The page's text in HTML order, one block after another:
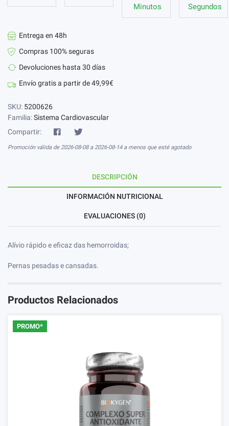
Minutos Segundos
Entrega en 48h
Compras 100% seguras
Devoluciones hasta 30 días
Envío gratis a partir de 49,99€
SKU: 5200626
Familia:Sistema Cardiovascular
Compartir:
Promoción válida de 2026-08-08 a 2026-08-14 a menos que esté agotado
DESCRIPCIÓN
INFORMACIÓN NUTRICIONAL
EVALUACIONES (0)
Alívio rápido e eficaz das hemorroidas;
Pernas pesadas e cansadas.
Productos Relacionados
PROMO*